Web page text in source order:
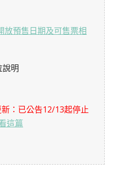
放預售日期及可售票相
說明
：已公告12/13起停止
這篇